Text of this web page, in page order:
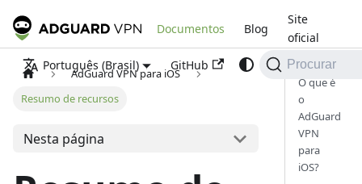
Documentos Blog
Site
oficial
Português (Brasil)
GitHub Procurar
AdGuard VPN para iOS
Resumo de recursos
Nesta página
O que é
o
AdGuard
VPN
para
iOS?